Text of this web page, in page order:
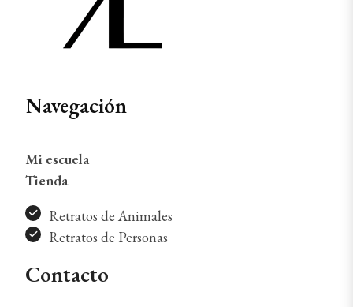
Navegación
Mi escuela
Tienda
Retratos de Animales
Retratos de Personas
Contacto